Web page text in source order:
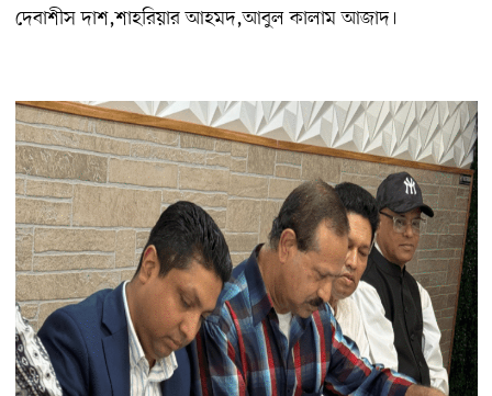
দেবাশীস দাশ,শাহরিয়ার আহমদ,আবুল কালাম আজাদ।